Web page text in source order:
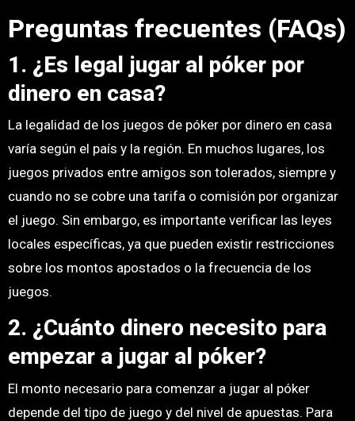
Preguntas frecuentes (FAQs)
1. ¿Es legal jugar al póker por
dinero en casa?
La legalidad de los juegos de póker por dinero en casa
varía según el país y la región. En muchos lugares, los
juegos privados entre amigos son tolerados, siempre y
cuando no se cobre una tarifa o comisión por organizar
el juego. Sin embargo, es importante verificar las leyes
locales específicas, ya que pueden existir restricciones
sobre los montos apostados o la frecuencia de los
juegos.
2. ¿Cuánto dinero necesito para
empezar a jugar al póker?
El monto necesario para comenzar a jugar al póker
depende del tipo de juego y del nivel de apuestas. Para